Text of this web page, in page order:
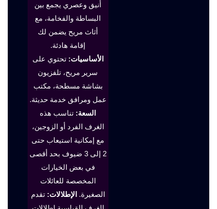
أنيق وعصري يجمع بين
البساطة والفخامة، مع
أثاث مريح يضمن لك
إقامة هادئة.
الأساسيات: تحتوي على
سرير مريح، تلفزيون
بشاشة مسطحة، مكتب
عمل ومرافق خدمة حديثة.
السعة: تناسب هذه
الغرف الفرد أو الزوجين،
مع إمكانية استيعاب حتى
2 إلى 3 ضيوف بحد أقصى
في بعض الخيارات
المخصصة للعائلات
الصغيرة. الإطلالات: تقدم